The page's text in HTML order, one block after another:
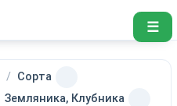
☰
Сорта
Земляника, Клубника